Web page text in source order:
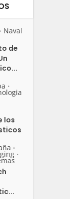
• Naval
de
•
los
•
•